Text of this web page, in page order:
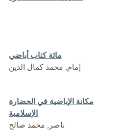
مائة كتاب أباضي
إمام, محمد كمال الدين
مكانة الإباضية في الحضارة
الإسلامية
ناصر, محمد صالح